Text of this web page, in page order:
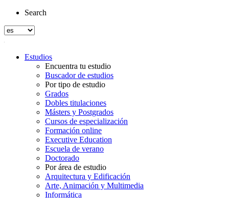
Search
Estudios
Encuentra tu estudio
Buscador de estudios
Por tipo de estudio
Grados
Dobles titulaciones
Másters y Postgrados
Cursos de especialización
Formación online
Executive Education
Escuela de verano
Doctorado
Por área de estudio
Arquitectura y Edificación
Arte, Animación y Multimedia
Informática